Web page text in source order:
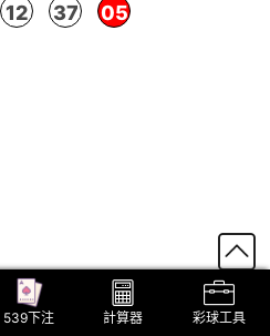
12 37 05
539下注 計算器 彩球工具